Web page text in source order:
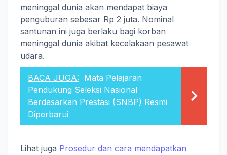
meninggal dunia akan mendapat biaya
penguburan sebesar Rp 2 juta. Nominal
santunan ini juga berlaku bagi korban
meninggal dunia akibat kecelakaan pesawat
udara.
BACA JUGA: Mata Pelajaran
Pendukung Seleksi Nasional
Berdasarkan Prestasi (SNBP) Resmi
Diperbarui
Lihat juga Prosedur dan cara mendapatkan